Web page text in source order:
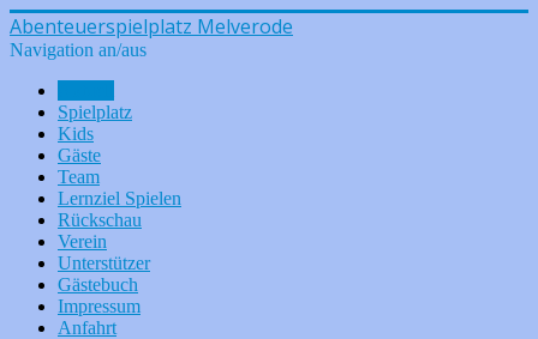
Abenteuerspielplatz Melverode
Navigation an/aus
Spielplatz
Kids
Gäste
Team
Lernziel Spielen
Rückschau
Verein
Unterstützer
Gästebuch
Impressum
Anfahrt